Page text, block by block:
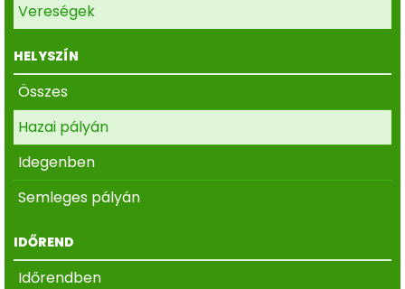
Vereségek
HELYSZÍN
Összes
Hazai pályán
Idegenben
Semleges pályán
IDŐREND
Időrendben